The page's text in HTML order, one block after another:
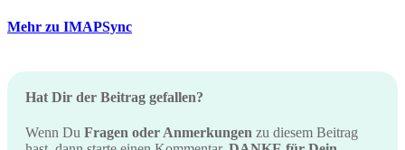
Mehr zu IMAPSync
Hat Dir der Beitrag gefallen?
Wenn Du Fragen oder Anmerkungen zu diesem Beitrag